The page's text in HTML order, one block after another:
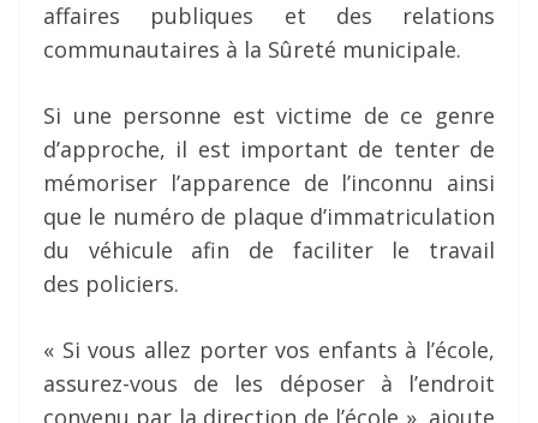
affaires publiques et des relations
communautaires à la Sûreté municipale.
Si une personne est victime de ce genre
d’approche, il est important de tenter de
mémoriser l’apparence de l’inconnu ainsi
que le numéro de plaque d’immatriculation
du véhicule afin de faciliter le travail
des policiers.
« Si vous allez porter vos enfants à l’école,
assurez-vous de les déposer à l’endroit